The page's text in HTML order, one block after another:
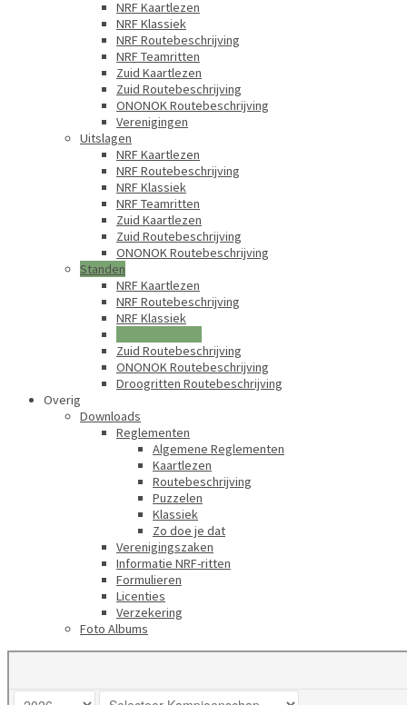
NRF Kaartlezen
NRF Klassiek
NRF Routebeschrijving
NRF Teamritten
Zuid Kaartlezen
Zuid Routebeschrijving
ONONOK Routebeschrijving
Verenigingen
Uitslagen
NRF Kaartlezen
NRF Routebeschrijving
NRF Klassiek
NRF Teamritten
Zuid Kaartlezen
Zuid Routebeschrijving
ONONOK Routebeschrijving
Standen
NRF Kaartlezen
NRF Routebeschrijving
NRF Klassiek
Zuid Routebeschrijving
ONONOK Routebeschrijving
Droogritten Routebeschrijving
Overig
Downloads
Reglementen
Algemene Reglementen
Kaartlezen
Routebeschrijving
Puzzelen
Klassiek
Zo doe je dat
Verenigingszaken
Informatie NRF-ritten
Formulieren
Licenties
Verzekering
Foto Albums